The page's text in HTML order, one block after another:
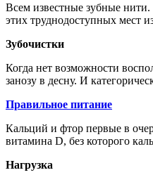
Всем известные зубные
этих труднодоступных мест
Зубочистки
Когда нет возможности
занозу в десну. И
Правильное питание
Кальций и фтор первые в
витамина D, без которого
Нагрузка